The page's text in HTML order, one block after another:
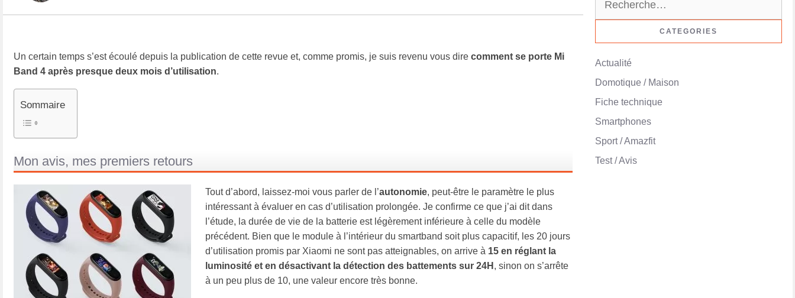
Un certain temps s’est écoulé depuis la publication de cette revue et, comme promis, je suis revenu vous dire comment se porte Mi
Band 4 après presque deux mois d’utilisation.
Sommaire
Mon avis, mes premiers retours
Tout d’abord, laissez-moi vous parler de l’autonomie, peut-être le paramètre le plus
intéressant à évaluer en cas d’utilisation prolongée. Je confirme ce que j’ai dit dans
l’étude, la durée de vie de la batterie est légèrement inférieure à celle du modèle
précédent. Bien que le module à l’intérieur du smartband soit plus capacitif, les 20 jours
d’utilisation promis par Xiaomi ne sont pas atteignables, on arrive à 15 en réglant la
luminosité et en désactivant la détection des battements sur 24H , sinon on s’arrête
à un peu plus de 10, une valeur encore très bonne.
CATEGORIES
Actualité
Domotique / Maison
Fiche technique
Smartphones
Sport / Amazfit
Test / Avis